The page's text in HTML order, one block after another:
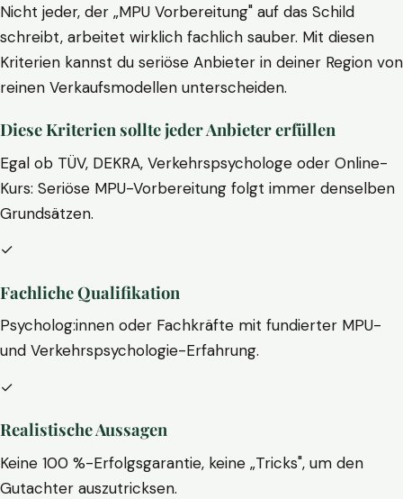
Nicht jeder, der „MPU Vorbereitung" auf das Schild
schreibt, arbeitet wirklich fachlich sauber. Mit diesen
Kriterien kannst du seriöse Anbieter in deiner Region von
reinen Verkaufsmodellen unterscheiden.
Diese Kriterien sollte jeder Anbieter erfüllen
Egal ob TÜV, DEKRA, Verkehrspsychologe oder Online-
Kurs: Seriöse MPU-Vorbereitung folgt immer denselben
Grundsätzen.
✓
Fachliche Qualifikation
Psycholog:innen oder Fachkräfte mit fundierter MPU-
und Verkehrspsychologie-Erfahrung.
✓
Realistische Aussagen
Keine 100 %-Erfolgsgarantie, keine „Tricks", um den
Gutachter auszutricksen.